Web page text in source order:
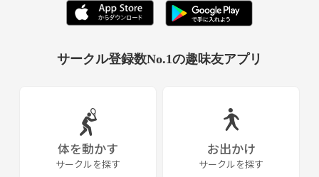
サークル登録数No.1の趣味友アプリ
体を動かす
サークルを探す
お出かけ
サークルを探す